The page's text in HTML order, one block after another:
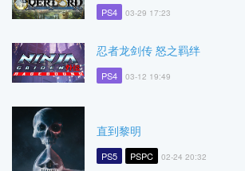
PS4 03-29 17:23
忍者龙剑传 怒之羁绊
PS4 03-12 19:49
直到黎明
PS5 PSPC 02-24 20:32